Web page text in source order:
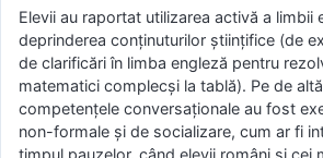
Elevii au raportat utilizarea activă a limbii
deprinderea conținuturilor științifice (de
de clarificări în limba engleză pentru
matematici complecși la tablă). Pe de
competențele conversaționale au fost
non-formale și de socializare, cum ar fi
timpul pauzelor, când elevii români și cei